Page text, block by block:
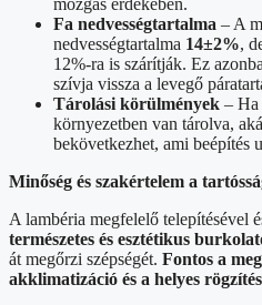
Fa nedvességtartalma – A
nedvességtartalma 14±2%,
12%-ra is szárítják. Ez
szívja vissza a levegő
Tárolási körülmények – Ha
környezetben van tárolva,
bekövetkezhet, ami beépítés
Minőség és szakértelem a
A lambéria megfelelő telepítésével
természetes és esztétikus
át megőrzi szépségét. Fontos a
akklimatizáció és a helyes